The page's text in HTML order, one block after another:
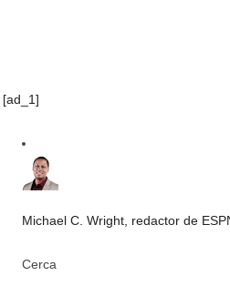
[ad_1]
Michael C. Wright, redactor de
Cerca